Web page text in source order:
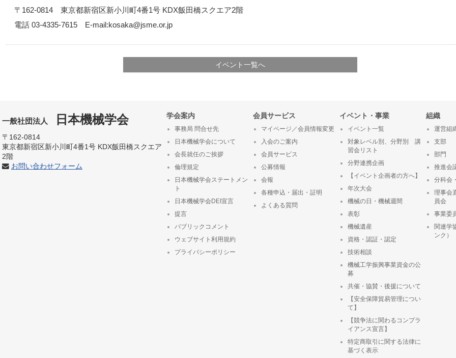
〒162-0814 東京都新宿区新小川町4番1号 KDX飯田橋スクエア2階
電話 03-4335-7615 E-mail:kosaka@jsme.or.jp
イベント一覧へ
一般社団法人 日本機械学会
〒162-0814
東京都新宿区新小川町4番1号 KDX飯田橋スクエア
2階
お問い合わせフォーム
学会案内
事務局 問合せ先
日本機械学会について
会長就任のご挨拶
倫理規定
日本機械学会ステートメン
ト
日本機械学会DEI宣言
提言
パブリックコメント
ウェブサイト利用規約
プライバシーポリシー
会員サービス
マイページ／会員情報変更
入会のご案内
会員サービス
公募情報
会報
各種申込・届出・証明
よくある質問
イベント・事業
イベント一覧
対象レベル別、分野別 講
習会リスト
分野連携企画
【イベント企画者の方へ】
年次大会
機械の日・機械週間
表彰
機械遺産
資格・認証・認定
技術相談
機械工学振興事業資金の公
募
共催・協賛・後援について
【安全保障貿易管理につい
て】
【競争法に関わるコンプラ
イアンス宣言】
特定商取引に関する法律に
基づく表示
組織
運営組
支部
部門
推進会
分科会
理事会
員会
事業委
関連学
ンク）